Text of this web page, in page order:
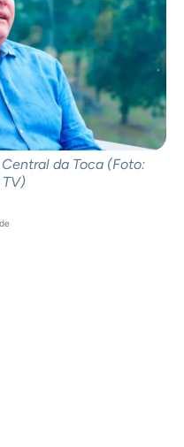
da Toca (Foto: